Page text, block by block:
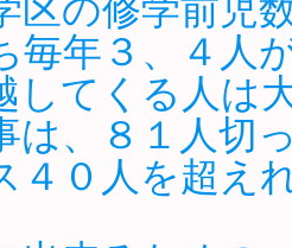
区の修学前児
毎年３、４人
してくる人は
は、８１人切
４０人を超え